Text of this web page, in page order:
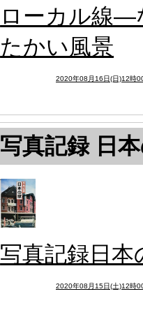
ローカル線―
たかい風景
2020年08月16日(日)12時
写真記録 日
写真記録日本
2020年08月15日(土)12時